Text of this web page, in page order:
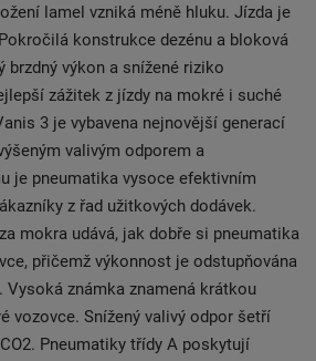
lamel vzniká méně hluku. Jízda je
konstrukce dezénu a bloková
výkon a snížené riziko
zážitek z jízdy na mokré i suché
3 je vybavena nejnovější generací
valivým odporem a
je pneumatika vysoce efektivním
z řad užitkových dodávek.
mokra udává, jak dobře si pneumatika
přičemž výkonnost je odstupňována
Vysoká známka znamená krátkou
vozovce. Snížený valivý odpor šetří
Pneumatiky třídy A poskytují